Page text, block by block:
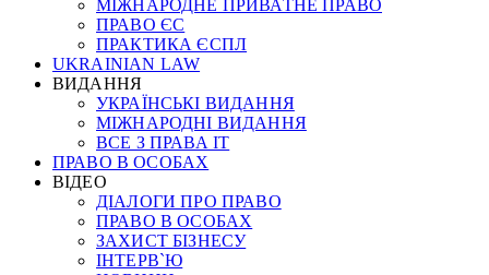
МІЖНАРОДНЕ ПРИВАТНЕ ПРАВО
ПРАВО ЄС
ПРАКТИКА ЄСПЛ
UKRAINIAN LAW
ВИДАННЯ
УКРАЇНСЬКІ ВИДАННЯ
МІЖНАРОДНІ ВИДАННЯ
ВСЕ З ПРАВА ІТ
ПРАВО В ОСОБАХ
ВІДЕО
ДІАЛОГИ ПРО ПРАВО
ПРАВО В ОСОБАХ
ЗАХИСТ БІЗНЕСУ
ІНТЕРВ`Ю